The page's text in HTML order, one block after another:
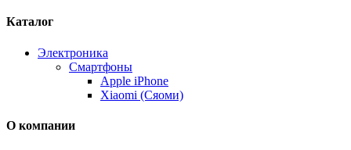
Каталог
Электроника
Смартфоны
Apple iPhone
Xiaomi (Сяоми)
О компании